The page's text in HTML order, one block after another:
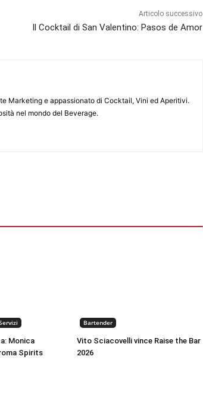
Articolo successivo
Il Cocktail di San Valentino: Pasos de Amor
Marketing e appassionato di Cocktail, Vini ed Aperitivi.
nel mondo del Beverage.
Monica
Spirits
Bartender
Vito Sciacovelli vince Raise the Bar
2026